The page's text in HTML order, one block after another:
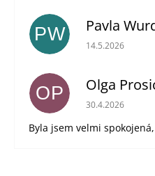
PW Pavla
Hodnocení
14.5.2026
OP Olga
Hodnocení
30.4.2026
Byla jsem velmi